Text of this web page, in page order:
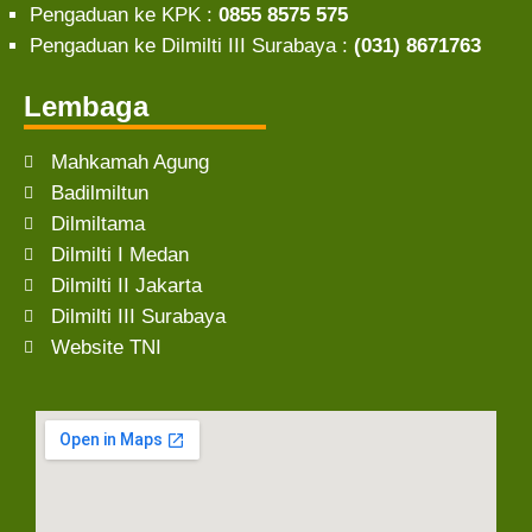
Pengaduan ke KPK : 0855 8575 575
Pengaduan ke Dilmilti III Surabaya : (031) 8671763
Lembaga
Mahkamah Agung
Badilmiltun
Dilmiltama
Dilmilti I Medan
Dilmilti II Jakarta
Dilmilti III Surabaya
Website TNI